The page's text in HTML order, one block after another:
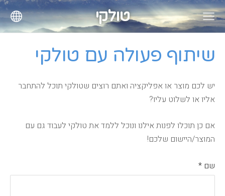
טולקי
שיתוף פעולה עם טולקי
יש לכם מוצר או אפליקציה ואתם רוצים שטולקי תוכל להתחבר
אליו או לשלוט עליו?
אם כן תוכלו לפנות אילנו ונוכל ללמד את טולקי לעבוד גם עם
המוצר/היישום שלכם!
שם *